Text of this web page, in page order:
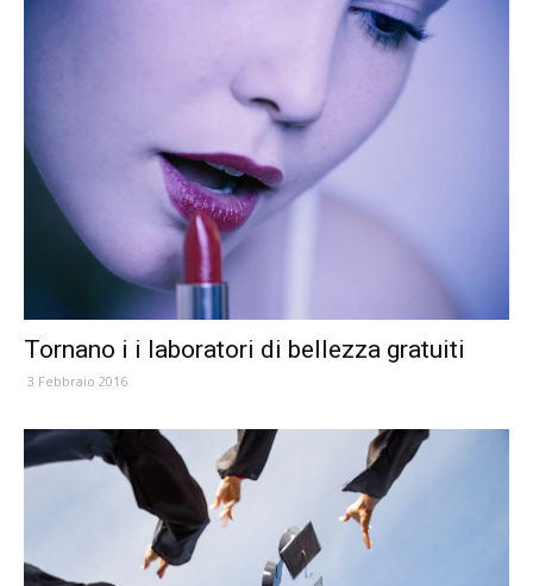
Tornano i i laboratori di bellezza gratuiti
3 Febbraio 2016